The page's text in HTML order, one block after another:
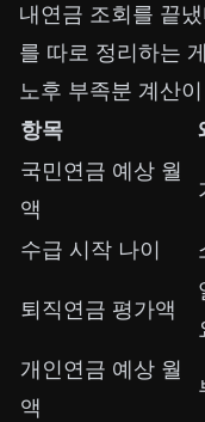
내연금 조회를 끝
를 따로 정리하는
노후 부족분 계산
항목
국민연금 예상 월
액
수급 시작 나이
퇴직연금 평가액
개인연금 예상 월
액